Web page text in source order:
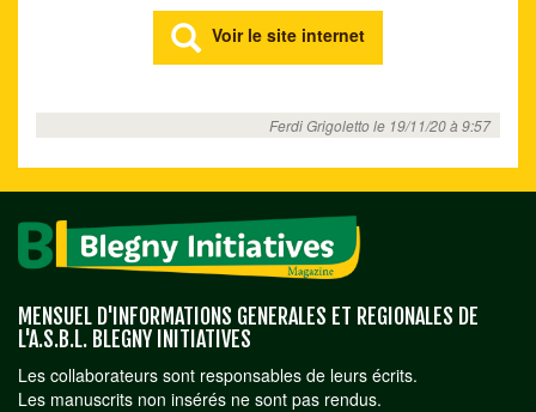
Voir le site internet
Ferdi Grigoletto le 19/11/20 à 9:57
MENSUEL D'INFORMATIONS GENERALES ET REGIONALES DE
L'A.S.B.L. BLEGNY INITIATIVES
Les collaborateurs sont responsables de leurs écrits.
Les manuscrits non insérés ne sont pas rendus.